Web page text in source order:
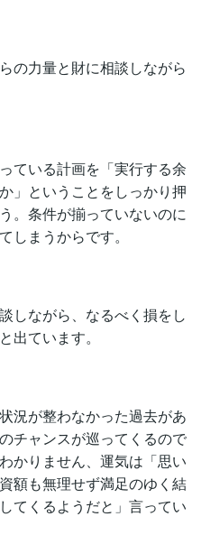
の力量と財に相談しながら
ている計画を「実行する余
」ということをしっかり押
。条件が揃っていないのに
しまうからです。
しながら、なるべく損をし
出ています。
況が整わなかった過去があ
チャンスが巡ってくるので
かりません、運気は「思い
額も無理せず満足のゆく結
てくるようだと」言ってい